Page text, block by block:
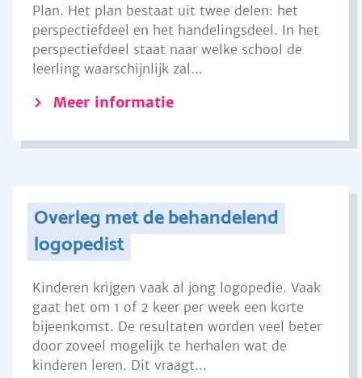
Plan. Het plan bestaat uit twee delen: het
perspectiefdeel en het handelingsdeel. In het
perspectiefdeel staat naar welke school de
leerling waarschijnlijk zal...
Meer informatie
Overleg met de behandelend
logopedist
Kinderen krijgen vaak al jong logopedie. Vaak
gaat het om 1 of 2 keer per week een korte
bijeenkomst. De resultaten worden veel beter
door zoveel mogelijk te herhalen wat de
kinderen leren. Dit vraagt...